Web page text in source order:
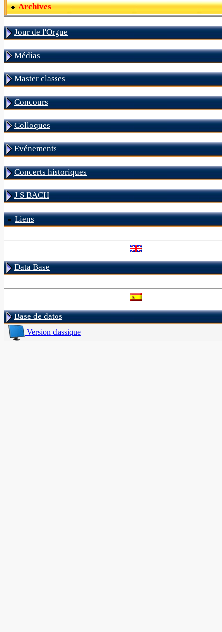
Archives
Jour de l'Orgue
Médias
Master classes
Concours
Colloques
Evénements
Concerts historiques
J S BACH
Liens
Data Base
Base de datos
Version classique